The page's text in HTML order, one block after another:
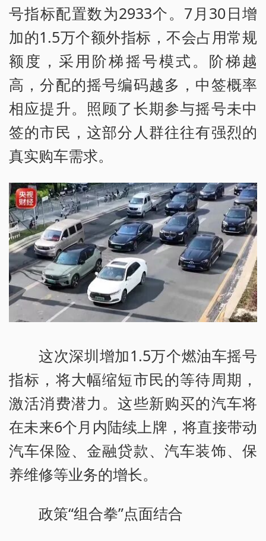
号指标配置数为2933个。7月30日增
加的1.5万个额外指标，不会占用常规
额度，采用阶梯摇号模式。阶梯越
高，分配的摇号编码越多，中签概率
相应提升。照顾了长期参与摇号未中
签的市民，这部分人群往往有强烈的
真实购车需求。
这次深圳增加1.5万个燃油车摇号
指标，将大幅缩短市民的等待周期，
激活消费潜力。这些新购买的汽车将
在未来6个月内陆续上牌，将直接带动
汽车保险、金融贷款、汽车装饰、保
养维修等业务的增长。
政策“组合拳”点面结合